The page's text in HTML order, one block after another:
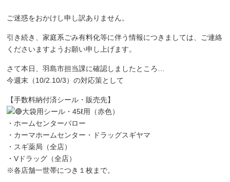
ご迷惑をおかけし申し訳ありません。
引き続き、家庭系ごみ有料化等に伴う情報につきましては、ご連絡
くださいますようお願い申し上げます。
さて本日、羽島市担当課に確認しましたところ…
今週末（10/2.10/3）の対応策として
【手数料納付済シール・販売先】
大袋用シール・45ℓ用（赤色）
・ホームセンターバロー
・カーマホームセンター・ドラッグスギヤマ
・スギ薬局（全店）
・Vドラッグ（全店）
※各店舗一世帯につき１枚まで。